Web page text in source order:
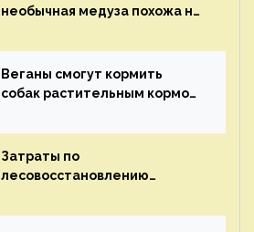
необычная медуза похожа на
экологии на ECOportal
Веганы смогут кормить
собак растительным кормом
здоровье — новости
экологии на ECOportal
Затраты по
лесовосстановлению
строительства — новости